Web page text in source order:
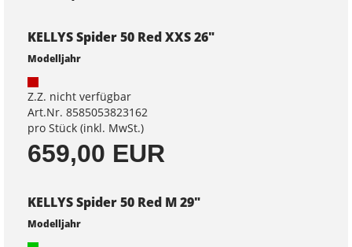
KELLYS Spider 50 Red XXS 26"
Modelljahr
Z.Z. nicht verfügbar
Art.Nr. 8585053823162
pro Stück (inkl. MwSt.)
659,00 EUR
KELLYS Spider 50 Red M 29"
Modelljahr